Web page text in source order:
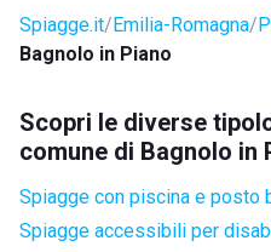
Spiagge.it Emilia-Romagna
Bagnolo in Piano
Scopri le diverse
comune di Bagnolo in
Spiagge con piscina e posto
Spiagge accessibili per